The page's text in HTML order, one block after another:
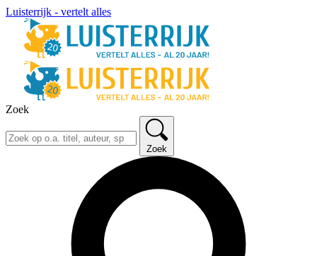
Luisterrijk - vertelt alles
Zoek
Zoek